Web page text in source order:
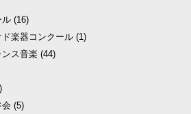
ル (16)
楽器コンクール (1)
ンス音楽 (44)
(5)